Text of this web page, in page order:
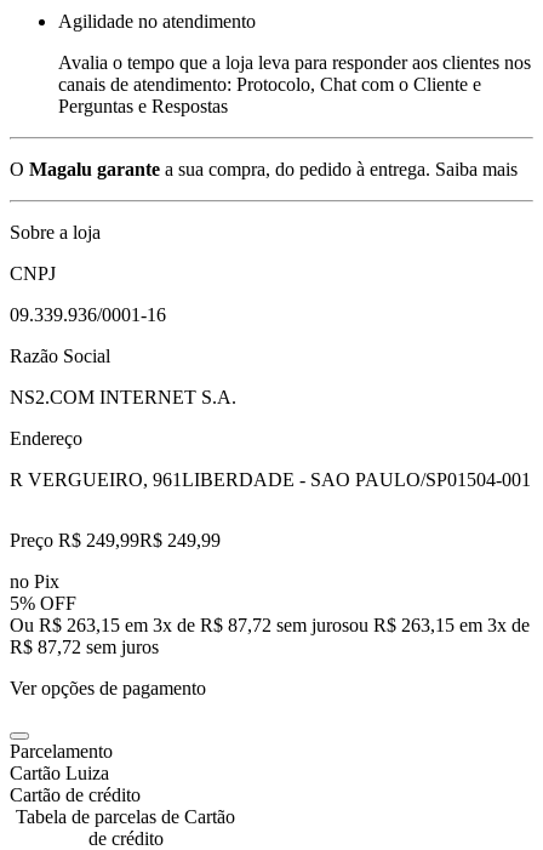
Agilidade no atendimento
Avalia o tempo que a loja leva para responder aos clientes nos
canais de atendimento: Protocolo, Chat com o Cliente e
Perguntas e Respostas
O Magalu garante a sua compra, do pedido à entrega. Saiba mais
Sobre a loja
CNPJ
09.339.936/0001-16
Razão Social
NS2.COM INTERNET S.A.
Endereço
R VERGUEIRO, 961LIBERDADE - SAO PAULO/SP01504-001
Preço R$ 249,99R$ 249,99
no Pix
5% OFF
Ou R$ 263,15 em 3x de R$ 87,72 sem jurosou R$ 263,15 em 3x de
R$ 87,72 sem juros
Ver opções de pagamento
Parcelamento
Cartão Luiza
Cartão de crédito
Tabela de parcelas de Cartão
de crédito